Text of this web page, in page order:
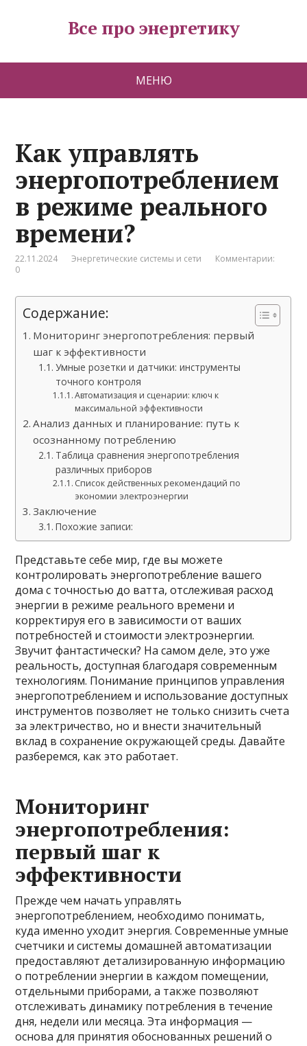
Все про энергетику
МЕНЮ
Как управлять
энергопотреблением
в режиме реального
времени?
22.11.2024 Энергетические системы и сети
Комментарии:
0
Содержание:
Мониторинг энергопотребления: первый
шаг к эффективности
Умные розетки и датчики: инструменты
точного контроля
Автоматизация и сценарии: ключ к
максимальной эффективности
Анализ данных и планирование: путь к
осознанному потреблению
Таблица сравнения энергопотребления
различных приборов
Список действенных рекомендаций по
экономии электроэнергии
Заключение
Похожие записи:
Представьте себе мир, где вы можете
контролировать энергопотребление вашего
дома с точностью до ватта, отслеживая расход
энергии в режиме реального времени и
корректируя его в зависимости от ваших
потребностей и стоимости электроэнергии.
Звучит фантастически? На самом деле, это уже
реальность, доступная благодаря современным
технологиям. Понимание принципов управления
энергопотреблением и использование доступных
инструментов позволяет не только снизить счета
за электричество, но и внести значительный
вклад в сохранение окружающей среды. Давайте
разберемся, как это работает.
Мониторинг
энергопотребления:
первый шаг к
эффективности
Прежде чем начать управлять
энергопотреблением, необходимо понимать,
куда именно уходит энергия. Современные умные
счетчики и системы домашней автоматизации
предоставляют детализированную информацию
о потреблении энергии в каждом помещении,
отдельными приборами, а также позволяют
отслеживать динамику потребления в течение
дня, недели или месяца. Эта информация —
основа для принятия обоснованных решений о